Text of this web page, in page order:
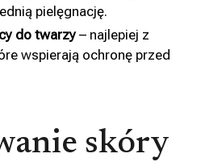
pielęgnację.
do twarzy – najlepiej z
wspierają ochronę przed
skóry